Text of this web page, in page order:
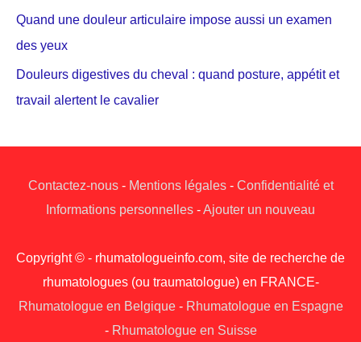
Quand une douleur articulaire impose aussi un examen
des yeux
Douleurs digestives du cheval : quand posture, appétit et
travail alertent le cavalier
Contactez-nous- Mentions légales- Confidentialité et
Informations personnelles -Ajouter un nouveau
Copyright © - rhumatologueinfo.com, site de recherche de
rhumatologues (ou traumatologue) en FRANCE-
Rhumatologue en Belgique- Rhumatologue en Espagne
- Rhumatologue en Suisse